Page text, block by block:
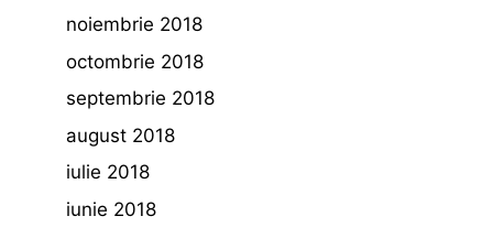
noiembrie 2018
octombrie 2018
septembrie 2018
august 2018
iulie 2018
iunie 2018